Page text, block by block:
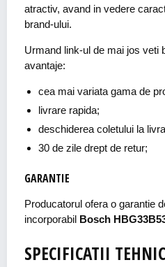
atractiv, avand in vedere
brand-ului.
Urmand link-ul de mai jos veti
avantaje:
cea mai variata gama de
livrare rapida;
deschiderea coletului la
30 de zile drept de retur;
GARANTIE
Producatorul ofera o garantie
incorporabil Bosch
SPECIFICATII